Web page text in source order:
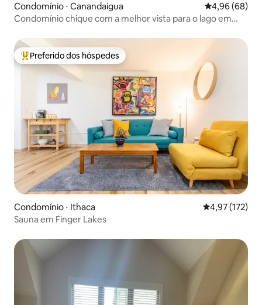
Condomínio ⋅ Canandaigua 4,96 de uma
4,96 (68)
Condomínio chique com a melhor vista para o lago em
Entre os melhores preferidos dos hóspedes
Preferido dos hóspedes
Condomínio ⋅ Ithaca 4,97 de uma
4,97 (172)
Sauna em Finger Lakes